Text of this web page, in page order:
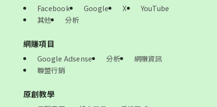
Facebook Google X
YouTube
其他
分析
網賺項目
Google Adsense 分析
網賺資訊
聯盟行銷
原創教學